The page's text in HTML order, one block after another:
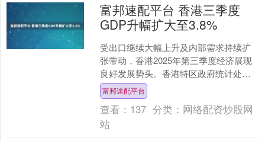
富邦速配平台 香港三季度
GDP升幅扩大至3.8%
受出口继续大幅上升及内部需求持续扩
张带动，香港2025年第三季度经济展现
良好发展势头。香港特区政府统计处今
日（10月31日）发布的预先估计数据得
出该结论。 根据....
富邦速配平台
查看： 137 分类： 网络配资炒股网
站